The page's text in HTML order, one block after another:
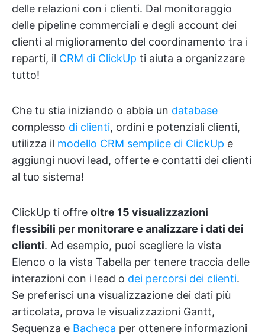
delle relazioni con i clienti. Dal monitoraggio
delle pipeline commerciali e degli account dei
clienti al miglioramento del coordinamento tra i
reparti, il CRM di ClickUp ti aiuta a organizzare
tutto!
Che tu stia iniziando o abbia un database
complesso di clienti, ordini e potenziali clienti,
utilizza il modello CRM semplice di ClickUp e
aggiungi nuovi lead, offerte e contatti dei clienti
al tuo sistema!
ClickUp ti offre oltre 15 visualizzazioni
flessibili per monitorare e analizzare i dati dei
clienti. Ad esempio, puoi scegliere la vista
Elenco o la vista Tabella per tenere traccia delle
interazioni con i lead o dei percorsi dei clienti.
Se preferisci una visualizzazione dei dati più
articolata, prova le visualizzazioni Gantt,
Sequenza e Bacheca per ottenere informazioni